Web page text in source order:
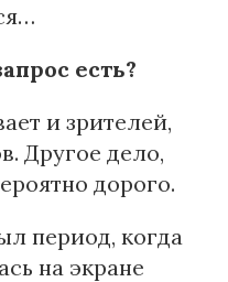
есть?
и зрителей,
Другое дело,
дорого.
период, когда
на экране